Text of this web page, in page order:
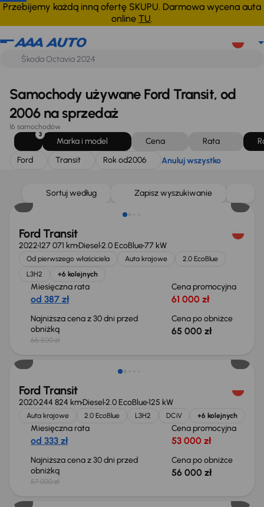
Przebijemy każdą inną ofertę SKUPU. Darmowa wycena auta
online TU.
Ford Transit Rok od2006 Anuluj wszystko
Samochody używane Ford Transit, od
2006 na sprzedaż
16 samochodów
3
Marka i model Cena Rata
Ford
Transit Rok od2006 Anuluj wszystko
Sortuj według Zapisz wyszukiwanie
Taniej o 1 500 zł
Ford Transit
2022127 071 kmDiesel2.0 EcoBlue77 kW
Od pierwszego właściciela Auta krajowe
2.0 EcoBlue
L3H2
+6 kolejnych
Miesięczna rata
od 387 zł
Cena promocyjna
61 000 zł
Najniższa cena z 30 dni przed
obniżką
66 500 zł
Cena po obniżce
65 000 zł
Taniej o 1 000 zł
Ford Transit
2020244 824 kmDiesel2.0 EcoBlue125 kW
Auta krajowe 2.0 EcoBlue L3H2 DCiV +6 kolejnych
Miesięczna rata
od 333 zł
Cena promocyjna
53 000 zł
Najniższa cena z 30 dni przed
obniżką
57 000 zł
Cena po obniżce
56 000 zł
Taniej o 1 500 zł